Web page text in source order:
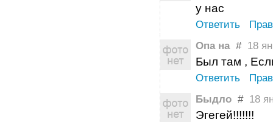
у нас
Ответить
Опа на #18
Был там ,
Ответить
Быдло #18
Эгегей!!!!!!!